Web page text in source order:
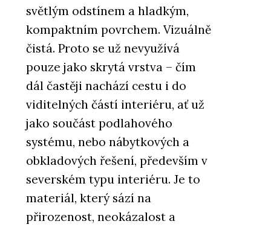
O FIRMĚ
Plygroup s.r.o.
PRODUKTY
Překližka hevea - Plygroup
světlým odstínem a hladkým,
kompaktním povrchem. Vizuálně
čistá. Proto se už nevyužívá
pouze jako skrytá vrstva – čím
dál častěji nachází cestu i do
viditelných částí interiéru, ať už
jako součást podlahového
systému, nebo nábytkových a
obkladových řešení, především v
severském typu interiéru. Je to
materiál, který sází na
přirozenost, neokázalost a